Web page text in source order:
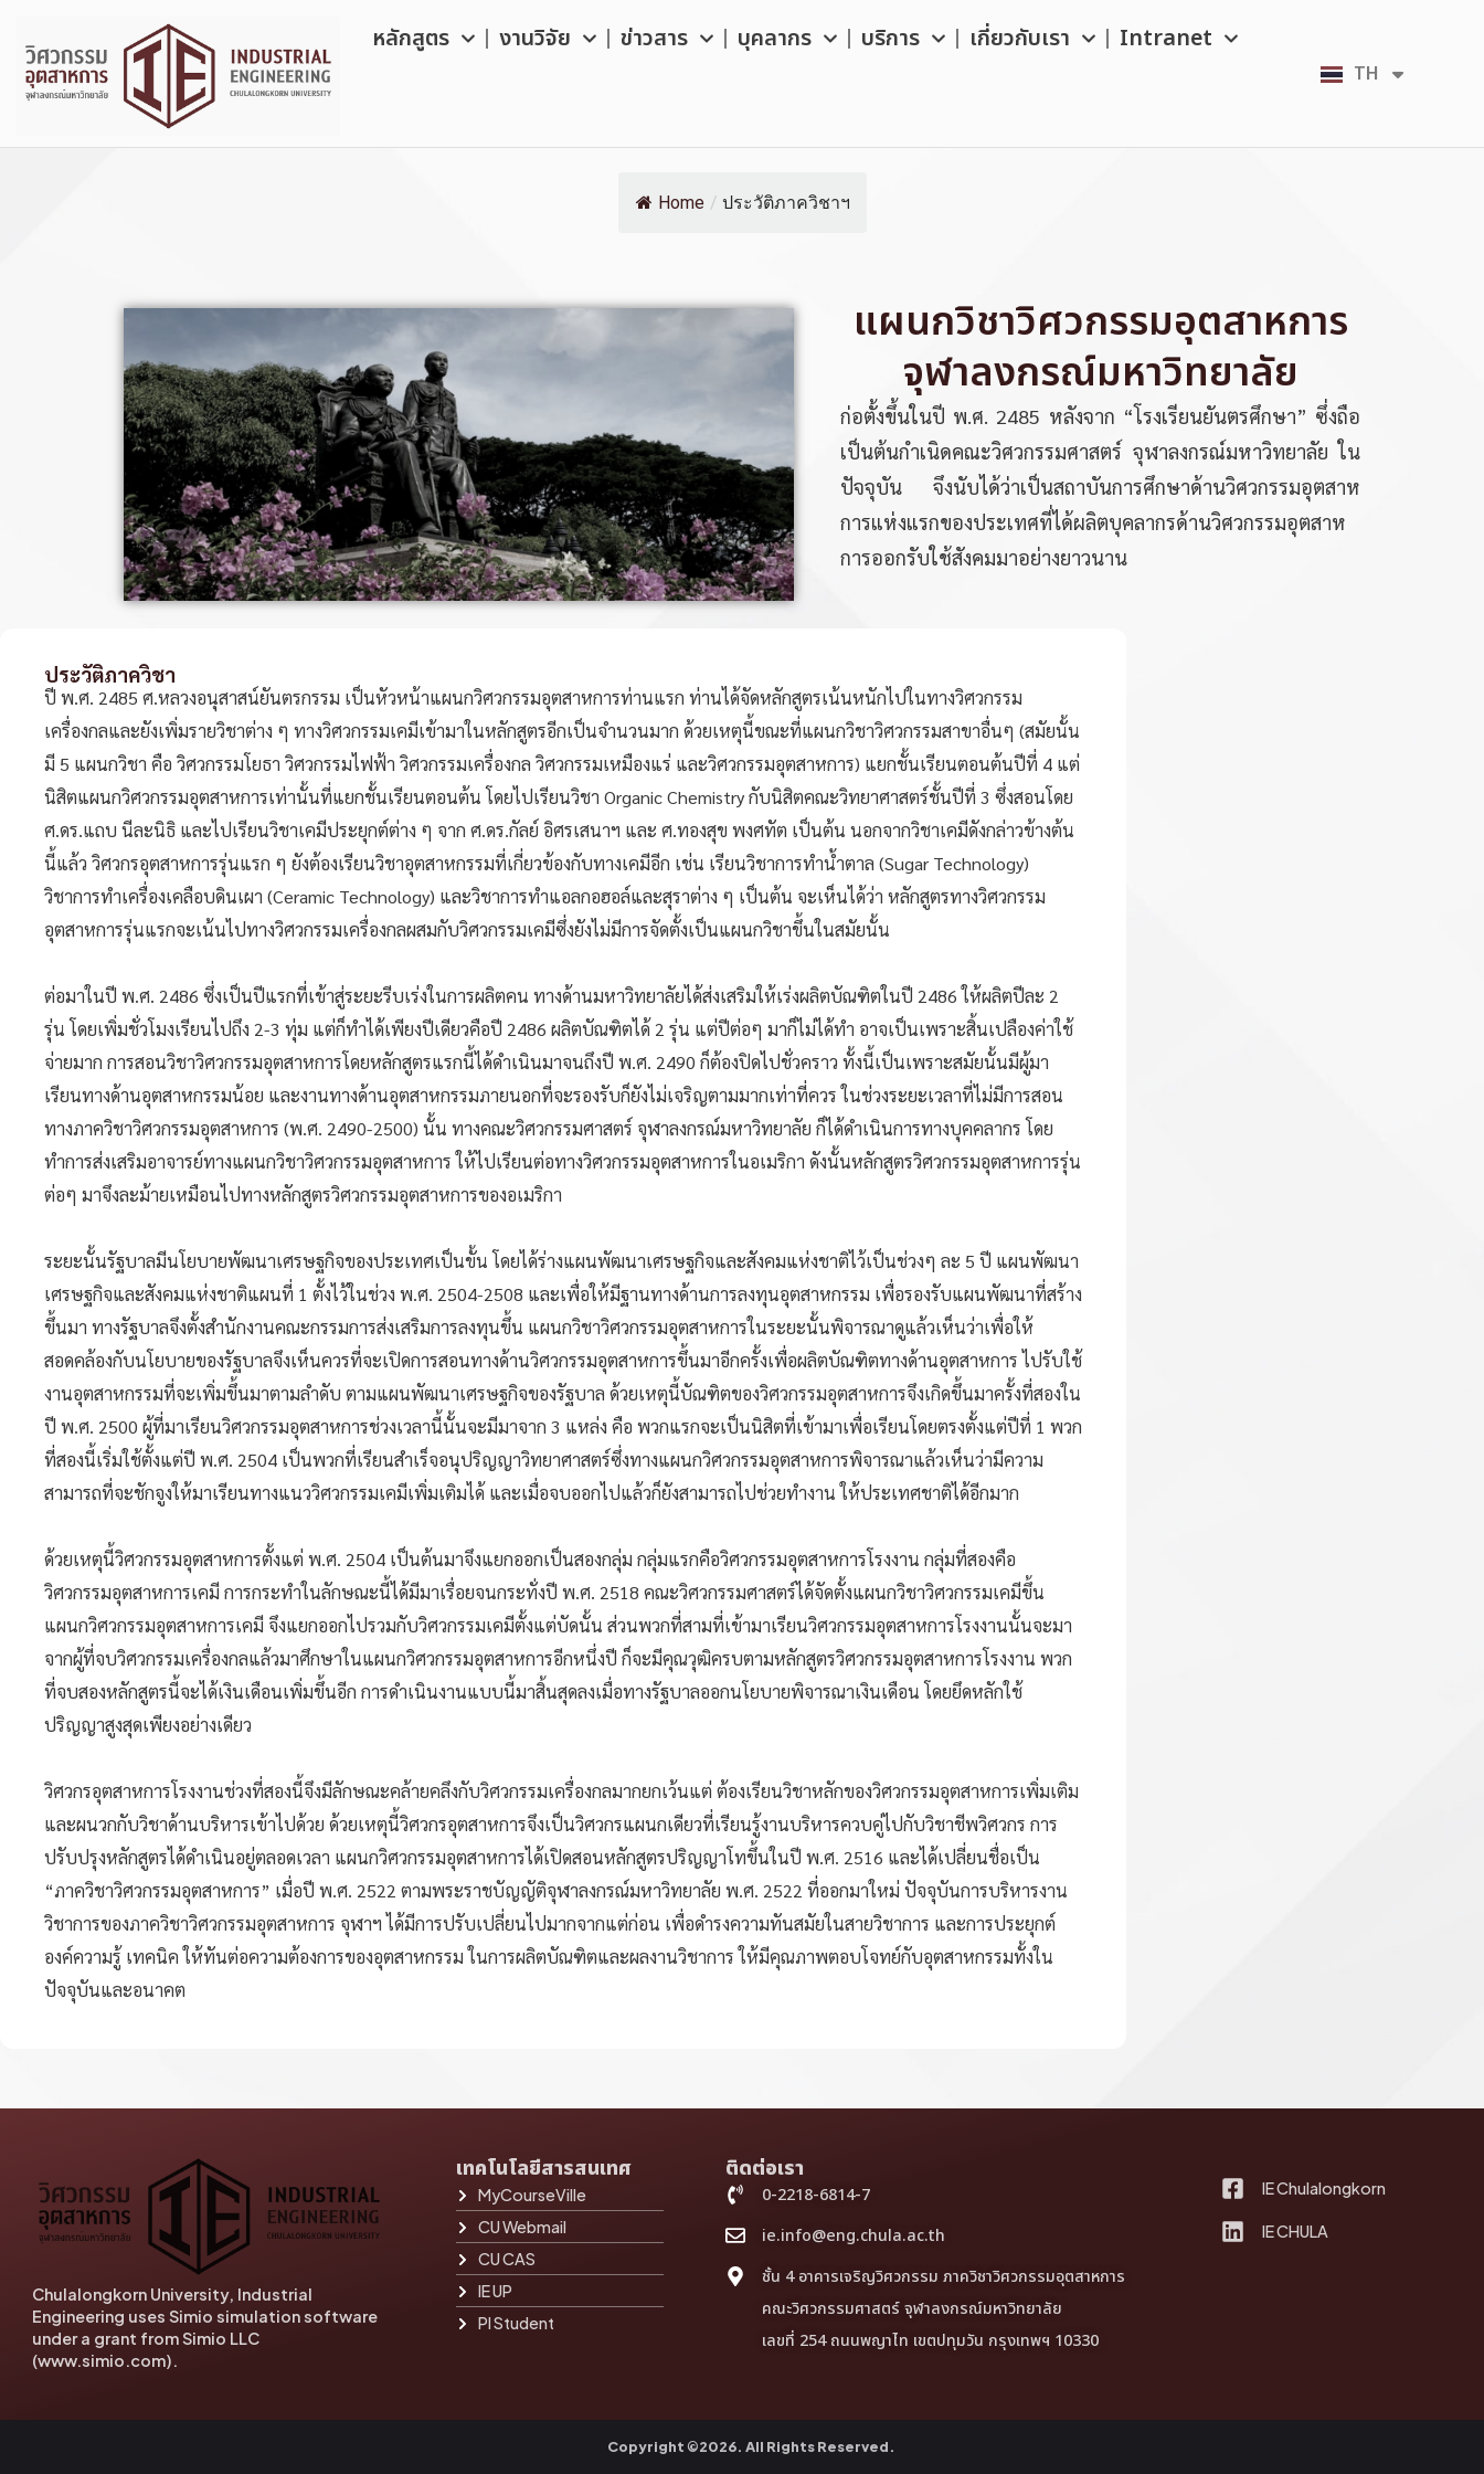
content
หลักสูตร งานวิจัย ข่าวสาร บุคลากร บริการ เกี่ยวกับเรา Intranet
TH
EN
Home / ประวัติภาควิชาฯ
แผนกวิชาวิศวกรรมอุตสาหการ
จุฬาลงกรณ์มหาวิทยาลัย
ก่อตั้งขึ้นในปี พ.ศ. 2485 หลังจาก “โรงเรียนยันตรศึกษา” ซึ่งถือ
เป็นต้นกำเนิดคณะวิศวกรรมศาสตร์ จุฬาลงกรณ์มหาวิทยาลัย ใน
ปัจจุบัน จึงนับได้ว่าเป็นสถาบันการศึกษาด้านวิศวกรรมอุตสาห
การแห่งแรกของประเทศที่ได้ผลิตบุคลากรด้านวิศวกรรมอุตสาห
การออกรับใช้สังคมมาอย่างยาวนาน
ประวัติภาควิชา
ปี พ.ศ. 2485 ศ.หลวงอนุสาสน์ยันตรกรรม เป็นหัวหน้าแผนกวิศวกรรมอุตสาหการท่านแรก ท่านได้จัดหลักสูตรเน้นหนักไปในทางวิศวกรรม
เครื่องกลและยังเพิ่มรายวิชาต่าง ๆ ทางวิศวกรรมเคมีเข้ามาในหลักสูตรอีกเป็นจำนวนมาก ด้วยเหตุนี้ขณะที่แผนกวิชาวิศวกรรมสาขาอื่นๆ (สมัยนั้น
มี 5 แผนกวิชา คือ วิศวกรรมโยธา วิศวกรรมไฟฟ้า วิศวกรรมเครื่องกล วิศวกรรมเหมืองแร่ และวิศวกรรมอุตสาหการ) แยกชั้นเรียนตอนต้นปีที่ 4 แต่
นิสิตแผนกวิศวกรรมอุตสาหการเท่านั้นที่แยกชั้นเรียนตอนต้น โดยไปเรียนวิชา Organic Chemistry กับนิสิตคณะวิทยาศาสตร์ชั้นปีที่ 3 ซึ่งสอนโดย
ศ.ดร.แถบ นีละนิธิ และไปเรียนวิชาเคมีประยุกต์ต่าง ๆ จาก ศ.ดร.กัลย์ อิศรเสนาฯ และ ศ.ทองสุข พงศทัต เป็นต้น นอกจากวิชาเคมีดังกล่าวข้างต้น
นี้แล้ว วิศวกรอุตสาหการรุ่นแรก ๆ ยังต้องเรียนวิชาอุตสาหกรรมที่เกี่ยวข้องกับทางเคมีอีก เช่น เรียนวิชาการทำน้ำตาล (Sugar Technology)
วิชาการทำเครื่องเคลือบดินเผา (Ceramic Technology) และวิชาการทำแอลกอฮอล์และสุราต่าง ๆ เป็นต้น จะเห็นได้ว่า หลักสูตรทางวิศวกรรม
อุตสาหการรุ่นแรกจะเน้นไปทางวิศวกรรมเครื่องกลผสมกับวิศวกรรมเคมีซึ่งยังไม่มีการจัดตั้งเป็นแผนกวิชาขึ้นในสมัยนั้น
ต่อมาในปี พ.ศ. 2486 ซึ่งเป็นปีแรกที่เข้าสู่ระยะรีบเร่งในการผลิตคน ทางด้านมหาวิทยาลัยได้ส่งเสริมให้เร่งผลิตบัณฑิตในปี 2486 ให้ผลิตปีละ 2
รุ่น โดยเพิ่มชั่วโมงเรียนไปถึง 2-3 ทุ่ม แต่ก็ทำได้เพียงปีเดียวคือปี 2486 ผลิตบัณฑิตได้ 2 รุ่น แต่ปีต่อๆ มาก็ไม่ได้ทำ อาจเป็นเพราะสิ้นเปลืองค่าใช้
จ่ายมาก การสอนวิชาวิศวกรรมอุตสาหการโดยหลักสูตรแรกนี้ได้ดำเนินมาจนถึงปี พ.ศ. 2490 ก็ต้องปิดไปชั่วคราว ทั้งนี้เป็นเพราะสมัยนั้นมีผู้มา
เรียนทางด้านอุตสาหกรรมน้อย และงานทางด้านอุตสาหกรรมภายนอกที่จะรองรับก็ยังไม่เจริญตามมากเท่าที่ควร ในช่วงระยะเวลาที่ไม่มีการสอน
ทางภาควิชาวิศวกรรมอุตสาหการ (พ.ศ. 2490-2500) นั้น ทางคณะวิศวกรรมศาสตร์ จุฬาลงกรณ์มหาวิทยาลัย ก็ได้ดำเนินการทางบุคคลากร โดย
ทำการส่งเสริมอาจารย์ทางแผนกวิชาวิศวกรรมอุตสาหการ ให้ไปเรียนต่อทางวิศวกรรมอุตสาหการในอเมริกา ดังนั้นหลักสูตรวิศวกรรมอุตสาหการรุ่น
ต่อๆ มาจึงละม้ายเหมือนไปทางหลักสูตรวิศวกรรมอุตสาหการของอเมริกา
ระยะนั้นรัฐบาลมีนโยบายพัฒนาเศรษฐกิจของประเทศเป็นขั้น โดยได้ร่างแผนพัฒนาเศรษฐกิจและสังคมแห่งชาติไว้เป็นช่วงๆ ละ 5 ปี แผนพัฒนา
เศรษฐกิจและสังคมแห่งชาติแผนที่ 1 ตั้งไว้ในช่วง พ.ศ. 2504-2508 และเพื่อให้มีฐานทางด้านการลงทุนอุตสาหกรรม เพื่อรองรับแผนพัฒนาที่สร้าง
ขึ้นมา ทางรัฐบาลจึงตั้งสำนักงานคณะกรรมการส่งเสริมการลงทุนขึ้น แผนกวิชาวิศวกรรมอุตสาหการในระยะนั้นพิจารณาดูแล้วเห็นว่าเพื่อให้
สอดคล้องกับนโยบายของรัฐบาลจึงเห็นควรที่จะเปิดการสอนทางด้านวิศวกรรมอุตสาหการขึ้นมาอีกครั้งเพื่อผลิตบัณฑิตทางด้านอุตสาหการ ไปรับใช้
งานอุตสาหกรรมที่จะเพิ่มขึ้นมาตามลำดับ ตามแผนพัฒนาเศรษฐกิจของรัฐบาล ด้วยเหตุนี้บัณฑิตของวิศวกรรมอุตสาหการจึงเกิดขึ้นมาครั้งที่สองใน
ปี พ.ศ. 2500 ผู้ที่มาเรียนวิศวกรรมอุตสาหการช่วงเวลานี้นั้นจะมีมาจาก 3 แหล่ง คือ พวกแรกจะเป็นนิสิตที่เข้ามาเพื่อเรียนโดยตรงตั้งแต่ปีที่ 1 พวก
ที่สองนี้เริ่มใช้ตั้งแต่ปี พ.ศ. 2504 เป็นพวกที่เรียนสำเร็จอนุปริญญาวิทยาศาสตร์ซึ่งทางแผนกวิศวกรรมอุตสาหการพิจารณาแล้วเห็นว่ามีความ
สามารถที่จะชักจูงให้มาเรียนทางแนววิศวกรรมเคมีเพิ่มเติมได้ และเมื่อจบออกไปแล้วก็ยังสามารถไปช่วยทำงาน ให้ประเทศชาติได้อีกมาก
ด้วยเหตุนี้วิศวกรรมอุตสาหการตั้งแต่ พ.ศ. 2504 เป็นต้นมาจึงแยกออกเป็นสองกลุ่ม กลุ่มแรกคือวิศวกรรมอุตสาหการโรงงาน กลุ่มที่สองคือ
วิศวกรรมอุตสาหการเคมี การกระทำในลักษณะนี้ได้มีมาเรื่อยจนกระทั่งปี พ.ศ. 2518 คณะวิศวกรรมศาสตร์ได้จัดตั้งแผนกวิชาวิศวกรรมเคมีขึ้น
แผนกวิศวกรรมอุตสาหการเคมี จึงแยกออกไปรวมกับวิศวกรรมเคมีตั้งแต่บัดนั้น ส่วนพวกที่สามที่เข้ามาเรียนวิศวกรรมอุตสาหการโรงงานนั้นจะมา
จากผู้ที่จบวิศวกรรมเครื่องกลแล้วมาศึกษาในแผนกวิศวกรรมอุตสาหการอีกหนึ่งปี ก็จะมีคุณวุฒิครบตามหลักสูตรวิศวกรรมอุตสาหการโรงงาน พวก
ที่จบสองหลักสูตรนี้จะได้เงินเดือนเพิ่มขึ้นอีก การดำเนินงานแบบนี้มาสิ้นสุดลงเมื่อทางรัฐบาลออกนโยบายพิจารณาเงินเดือน โดยยึดหลักใช้
ปริญญาสูงสุดเพียงอย่างเดียว
วิศวกรอุตสาหการโรงงานช่วงที่สองนี้จึงมีลักษณะคล้ายคลึงกับวิศวกรรมเครื่องกลมากยกเว้นแต่ ต้องเรียนวิชาหลักของวิศวกรรมอุตสาหการเพิ่มเติม
และผนวกกับวิชาด้านบริหารเข้าไปด้วย ด้วยเหตุนี้วิศวกรอุตสาหการจึงเป็นวิศวกรแผนกเดียวที่เรียนรู้งานบริหารควบคู่ไปกับวิชาชีพวิศวกร การ
ปรับปรุงหลักสูตรได้ดำเนินอยู่ตลอดเวลา แผนกวิศวกรรมอุตสาหการได้เปิดสอนหลักสูตรปริญญาโทขึ้นในปี พ.ศ. 2516 และได้เปลี่ยนชื่อเป็น
“ภาควิชาวิศวกรรมอุตสาหการ” เมื่อปี พ.ศ. 2522 ตามพระราชบัญญัติจุฬาลงกรณ์มหาวิทยาลัย พ.ศ. 2522 ที่ออกมาใหม่ ปัจจุบันการบริหารงาน
วิชาการของภาควิชาวิศวกรรมอุตสาหการ จุฬาฯ ได้มีการปรับเปลี่ยนไปมากจากแต่ก่อน เพื่อดำรงความทันสมัยในสายวิชาการ และการประยุกต์
องค์ความรู้ เทคนิค ให้ทันต่อความต้องการของอุตสาหกรรม ในการผลิตบัณฑิตและผลงานวิชาการ ให้มีคุณภาพตอบโจทย์กับอุตสาหกรรมทั้งใน
ปัจจุบันและอนาคต
Chulalongkorn University, Industrial
Engineering uses Simio simulation software
under a grant from Simio LLC
(www.simio.com).
เทคโนโลยีสารสนเทศ
MyCourseVille
CU Webmail
CU CAS
IE UP
PI Student
ติดต่อเรา
0-2218-6814-7
ie.info@eng.chula.ac.th
ชั้น 4 อาคารเจริญวิศวกรรม ภาควิชาวิศวกรรมอุตสาหการ
คณะวิศวกรรมศาสตร์ จุฬาลงกรณ์มหาวิทยาลัย
เลขที่ 254 ถนนพญาไท เขตปทุมวัน กรุงเทพฯ 10330
IE Chulalongkorn
IE CHULA
Copyright ©2026. All Rights Reserved.